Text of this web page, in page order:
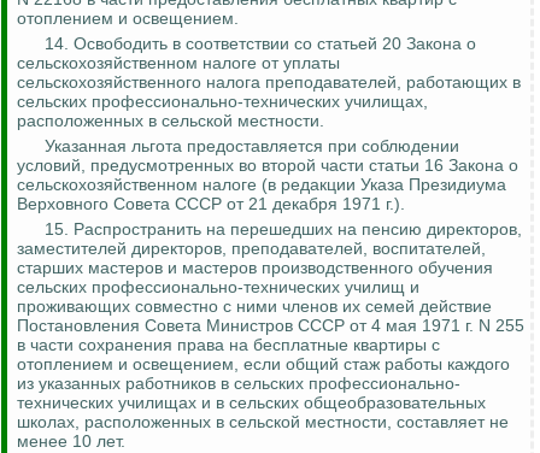
отоплением и освещением.
14. Освободить в соответствии со статьей 20 Закона о
сельскохозяйственном налоге от уплаты
сельскохозяйственного налога преподавателей, работающих в
сельских профессионально-технических училищах,
расположенных в сельской местности.
Указанная льгота предоставляется при соблюдении
условий, предусмотренных во второй части статьи 16 Закона о
сельскохозяйственном налоге (в редакции Указа Президиума
Верховного Совета СССР от 21 декабря 1971 г.).
15. Распространить на перешедших на пенсию директоров,
заместителей директоров, преподавателей, воспитателей,
старших мастеров и мастеров производственного обучения
сельских профессионально-технических училищ и
проживающих совместно с ними членов их семей действие
Постановления Совета Министров СССР от 4 мая 1971 г. N 255
в части сохранения права на бесплатные квартиры с
отоплением и освещением, если общий стаж работы каждого
из указанных работников в сельских профессионально-
технических училищах и в сельских общеобразовательных
школах, расположенных в сельской местности, составляет не
менее 10 лет.